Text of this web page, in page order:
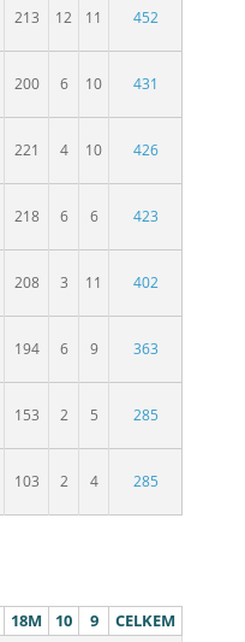
213 12 11 452
200 6 10 431
221 4 10 426
218 6 6 423
208 3 11 402
194 6 9 363
153 2 5 285
103 2 4 285
18M 10 9 CELKEM